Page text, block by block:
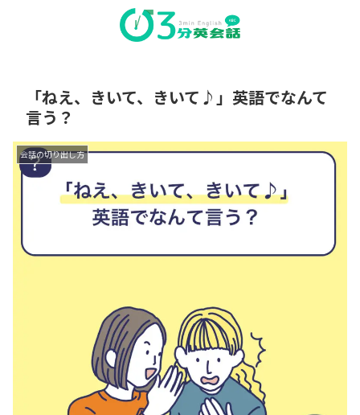
「ねえ、きいて、きいて♪」英語でなんて
言う？
会話の切り出し方